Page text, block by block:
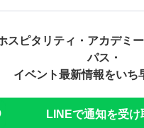
スピタリティ・アカデミ
パス・
イベント最新情報をいち
LINEで通知を受け